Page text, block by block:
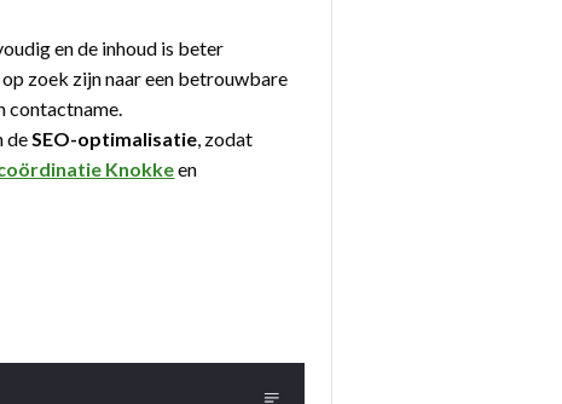
en de inhoud is beter
zoek zijn naar een betrouwbare
contactname.
deSEO-optimalisatie, zodat
Knokkeen